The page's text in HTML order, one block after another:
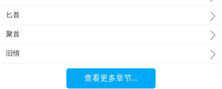
匕首
聚首
旧情
查看更多章节...